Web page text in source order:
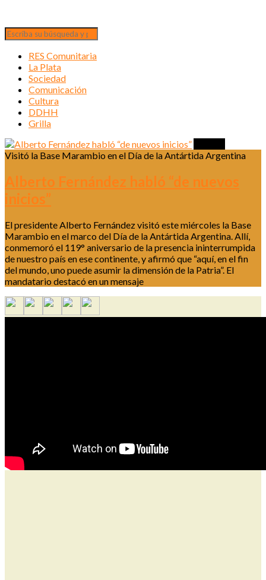
RES Comunitaria
La Plata
Sociedad
Comunicación
Cultura
DDHH
Grilla
Visitó la Base Marambio en el Día de la Antártida Argentina
Alberto Fernández habló “de nuevos
inicios”
El presidente Alberto Fernández visitó este miércoles la Base
Marambio en el marco del Día de la Antártida Argentina. Allí,
conmemoró el 119° aniversario de la presencia ininterrumpida
de nuestro país en ese continente, y afirmó que “aquí, en el fin
del mundo, uno puede asumir la dimensión de la Patria”. El
mandatario destacó en un mensaje